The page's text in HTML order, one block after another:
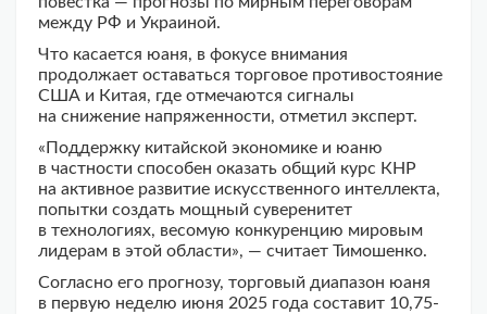
между РФ и Украиной.
Что касается юаня, в фокусе внимания
продолжает оставаться торговое противостояние
США и Китая, где отмечаются сигналы
на снижение напряженности, отметил эксперт.
«Поддержку китайской экономике и юаню
в частности способен оказать общий курс КНР
на активное развитие искусственного интеллекта,
попытки создать мощный суверенитет
в технологиях, весомую конкуренцию мировым
лидерам в этой области», — считает Тимошенко.
Согласно его прогнозу, торговый диапазон юаня
в первую неделю июня 2025 года составит 10,75-